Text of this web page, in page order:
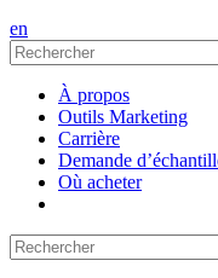
en
À propos
Outils Marketing
Carrière
Demande
Où acheter